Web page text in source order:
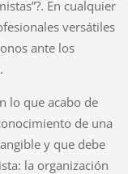
En cualquier
versátiles
ante los
lo que acabo de
de una
y que debe
la organización